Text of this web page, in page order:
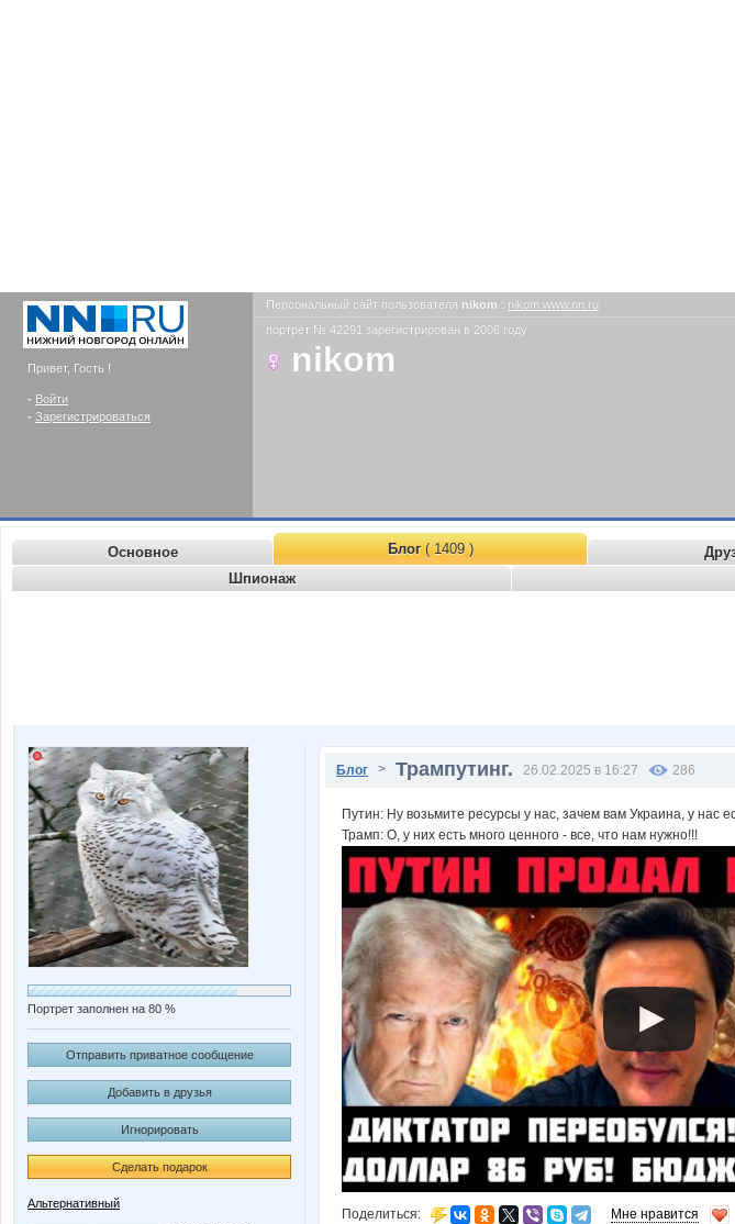
Привет, Гость !
- Войти
- Зарегистрироваться
Персональный сайт пользователя nikom : nikom.www.nn.ru
портрет № 42291 зарегистрирован в 2006 году
nikom
Основное Блог( 1409 )
Шпионаж
Портрет заполнен на 80 %
Отправить приватное сообщение
Добавить в друзья
Игнорировать
Сделать подарок
Альтернативный
Блог > Трампутинг. 26.02.2025 в 16:27 286
Путин: Ну возьмите ресурсы у нас, зачем вам Украина, у нас
Трамп: О, у них есть много ценного - все, что нам нужно!!!
Поделиться: Мне нравится